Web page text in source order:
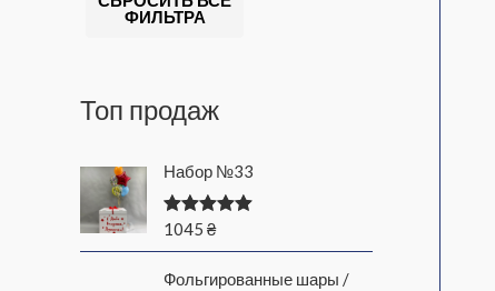
ФИЛЬТРА
Топ продаж
Набор №33
Оценка
1045 ₴
Фольгированные шары /